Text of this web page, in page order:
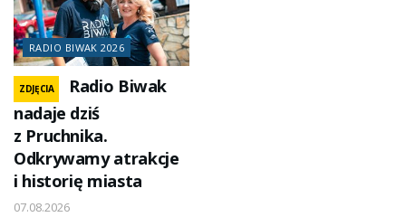
RADIO BIWAK 2026
ZDJĘCIA
Radio Biwak
nadaje dziś
z Pruchnika.
Odkrywamy atrakcje
i historię miasta
07.08.2026